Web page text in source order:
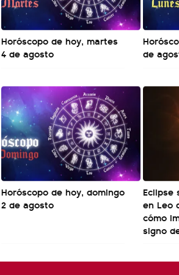
Horóscopo de hoy, martes
4 de agosto
de
Horóscopo de hoy, domingo
2 de agosto
Eclipse
en Leo
cómo
signo